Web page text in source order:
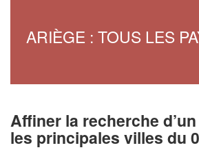
ARIÈGE : TOUS LES
Affiner la recherche
les principales villes du